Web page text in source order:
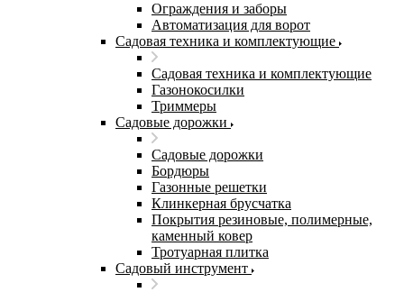
Ограждения и заборы
Автоматизация для ворот
Садовая техника и комплектующие
Садовая техника и комплектующие
Газонокосилки
Триммеры
Садовые дорожки
Садовые дорожки
Бордюры
Газонные решетки
Клинкерная брусчатка
Покрытия резиновые, полимерные,
каменный ковер
Тротуарная плитка
Садовый инструмент